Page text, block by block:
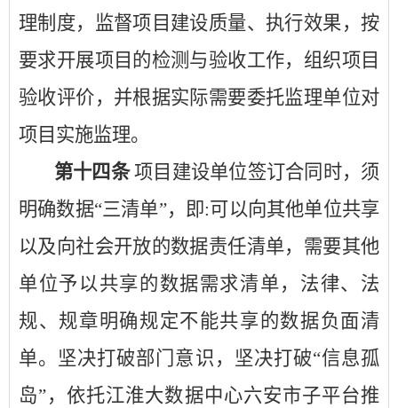
理制度，监督项目建设质量、执行效果，按
要求开展项目的检测与验收工作，组织项目
验收评价，并根据实际需要委托监理单位对
项目实施监理。
第十四条 项目建设单位签订合同时，须
明确数据“三清单”，即:可以向其他单位共享
以及向社会开放的数据责任清单，需要其他
单位予以共享的数据需求清单，法律、法
规、规章明确规定不能共享的数据负面清
单。坚决打破部门意识，坚决打破“信息孤
岛”，依托江淮大数据中心六安市子平台推